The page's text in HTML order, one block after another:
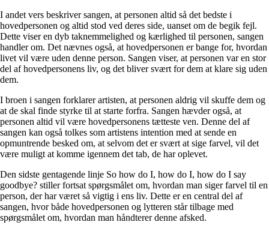
I andet vers beskriver sangen, at personen altid så det bedste i
hovedpersonen og altid stod ved deres side, uanset om de begik fejl.
Dette viser en dyb taknemmelighed og kærlighed til personen, sangen
handler om. Det nævnes også, at hovedpersonen er bange for, hvordan
livet vil være uden denne person. Sangen viser, at personen var en stor
del af hovedpersonens liv, og det bliver svært for dem at klare sig uden
dem.
I broen i sangen forklarer artisten, at personen aldrig vil skuffe dem og
at de skal finde styrke til at starte forfra. Sangen hævder også, at
personen altid vil være hovedpersonens tætteste ven. Denne del af
sangen kan også tolkes som artistens intention med at sende en
opmuntrende besked om, at selvom det er svært at sige farvel, vil det
være muligt at komme igennem det tab, de har oplevet.
Den sidste gentagende linje So how do I, how do I, how do I say
goodbye? stiller fortsat spørgsmålet om, hvordan man siger farvel til en
person, der har været så vigtig i ens liv. Dette er en central del af
sangen, hvor både hovedpersonen og lytteren står tilbage med
spørgsmålet om, hvordan man håndterer denne afsked.